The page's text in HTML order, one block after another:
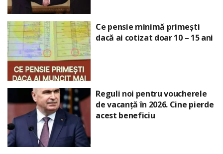
Ce pensie minimă primești
dacă ai cotizat doar 10 – 15 ani
Reguli noi pentru voucherele
de vacanță în 2026. Cine pierde
acest beneficiu